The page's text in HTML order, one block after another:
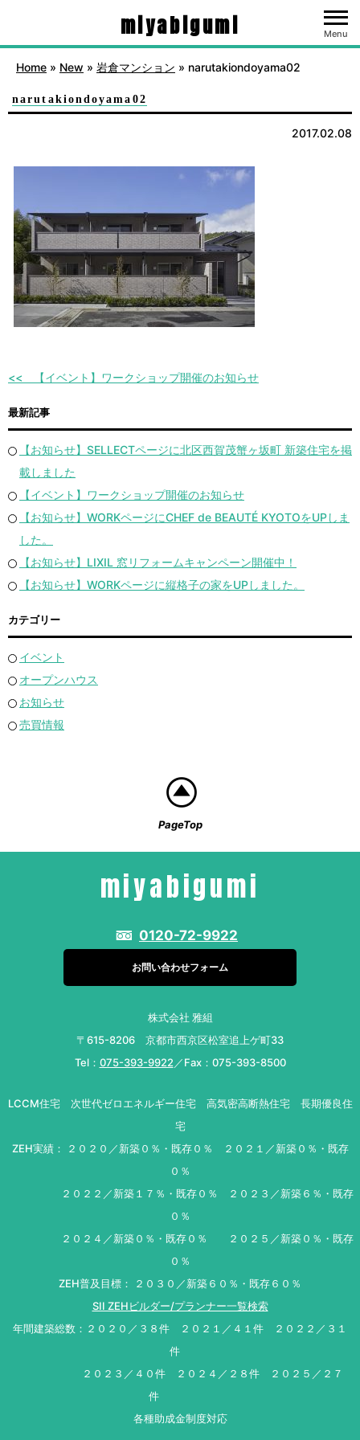
miyabigumi Menu
Home » New » 岩倉マンション » narutakiondoyama02
narutakiondoyama02
2017.02.08
【イベント】ワークショップ開催のお知らせ
最新記事
【お知らせ】SELLECTページに北区西賀茂蟹ヶ坂町 新築住宅を掲
載しました
【イベント】ワークショップ開催のお知らせ
【お知らせ】WORKページにCHEF de BEAUTÉ KYOTOをUPしま
した。
【お知らせ】LIXIL 窓リフォームキャンペーン開催中！
【お知らせ】WORKページに縦格子の家をUPしました。
カテゴリー
イベント
オープンハウス
お知らせ
売買情報
PageTop
miyabigumi
0120-72-9922
お問い合わせフォーム
株式会社 雅組
〒615-8206 京都市西京区松室追上ゲ町33
Tel： 075-393-9922 ／Fax：075-393-8500
LCCM住宅 次世代ゼロエネルギー住宅 高気密高断熱住宅 長期優良住
宅
ZEH実績： ２０２０／新築０％・既存０％ ２０２１／新築０％・既存
０％
２０２２／新築１７％・既存０％ ２０２３／新築６％・既存
０％
２０２４／新築０％・既存０％ ２０２５／新築０％・既存
０％
ZEH普及目標： ２０３０／新築６０％・既存６０％
SII ZEHビルダー/プランナー一覧検索
年間建築総数：２０２０／３８件 ２０２１／４１件 ２０２２／３１
件
２０２３／４０件 ２０２４／２８件 ２０２５／２７
件
各種助成金制度対応